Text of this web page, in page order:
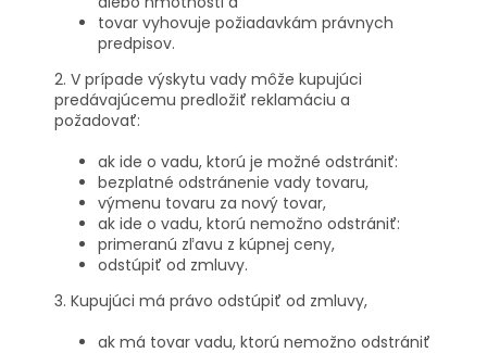
tovar vyhovuje požiadavkám právnych
predpisov.
2. V prípade výskytu vady môže kupujúci
predávajúcemu predložiť reklamáciu a
požadovať:
ak ide o vadu, ktorú je možné odstrániť:
bezplatné odstránenie vady tovaru,
výmenu tovaru za nový tovar,
ak ide o vadu, ktorú nemožno odstrániť:
primeranú zľavu z kúpnej ceny,
odstúpiť od zmluvy.
3. Kupujúci má právo odstúpiť od zmluvy,
ak má tovar vadu, ktorú nemožno odstrániť